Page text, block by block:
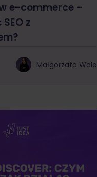
e-commerce –
z
Małgorzata Walo